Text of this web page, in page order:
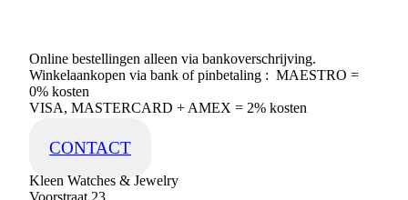
Online bestellingen alleen via bankoverschrijving.
Winkelaankopen via bank of pinbetaling : MAESTRO =
0% kosten
VISA, MASTERCARD + AMEX = 2% kosten
CONTACT
Kleen Watches & Jewelry
Voorstraat 23